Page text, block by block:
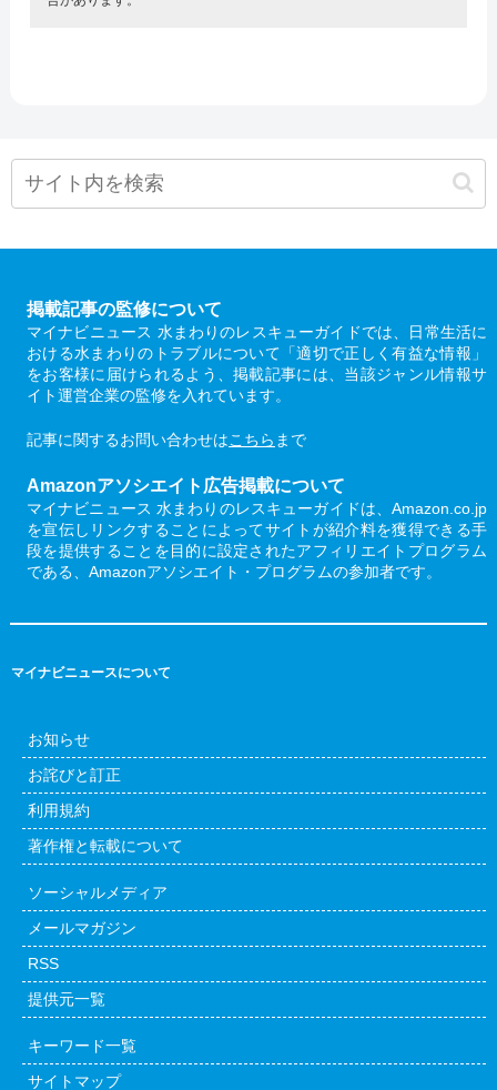
掲載記事の監修について
マイナビニュース 水まわりのレスキューガイドでは、日常生活に
おける水まわりのトラブルについて「適切で正しく有益な情報」
をお客様に届けられるよう、掲載記事には、当該ジャンル情報サ
イト運営企業の監修を入れています。
記事に関するお問い合わせはこちら まで
Amazonアソシエイト広告掲載について
マイナビニュース 水まわりのレスキューガイドは、Amazon.co.jp
を宣伝しリンクすることによってサイトが紹介料を獲得できる手
段を提供することを目的に設定されたアフィリエイトプログラム
である、Amazonアソシエイト・プログラムの参加者です。
マイナビニュースについて
お知らせ
お詫びと訂正
利用規約
著作権と転載について
ソーシャルメディア
メールマガジン
RSS
提供元一覧
キーワード一覧
サイトマップ